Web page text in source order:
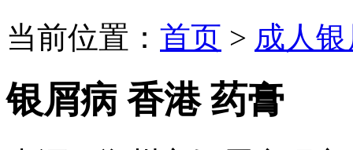
当前位置： 首页 > 成人
银屑病 香港 药膏